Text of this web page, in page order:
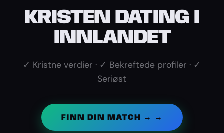
KRISTEN DATING I
INNLANDET
✓ Kristne verdier · ✓ Bekreftede profiler · ✓
Seriøst
FINN DIN MATCH → →